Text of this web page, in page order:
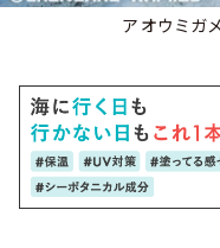
アオウミガ